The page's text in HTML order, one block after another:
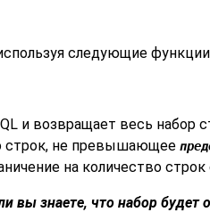
следующие
и возвращает весь набор
строк, не превышающее
на количество строк
вы знаете, что набор будет